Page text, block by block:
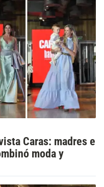
Caras: madres e
moda y